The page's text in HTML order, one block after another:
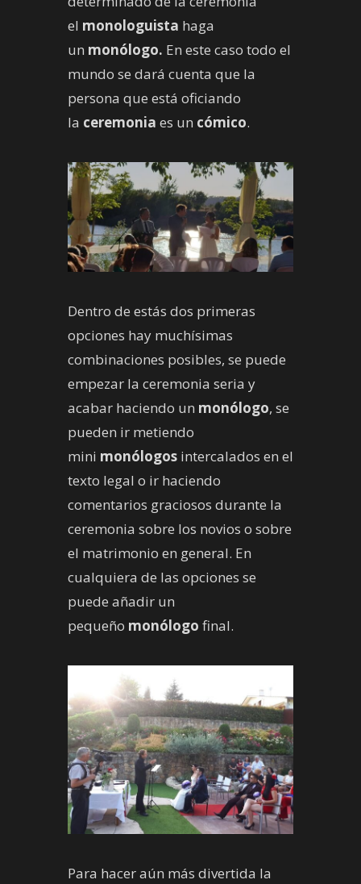
el monologuista haga
un monólogo. En este caso todo el
mundo se dará cuenta que la
persona que está oficiando
la ceremonia es un cómico.
Dentro de estás dos primeras
opciones hay muchísimas
combinaciones posibles, se puede
empezar la ceremonia seria y
acabar haciendo un monólogo, se
pueden ir metiendo
mini monólogos intercalados en el
texto legal o ir haciendo
comentarios graciosos durante la
ceremonia sobre los novios o sobre
el matrimonio en general. En
cualquiera de las opciones se
puede añadir un
pequeño monólogo final.
Para hacer aún más divertida la